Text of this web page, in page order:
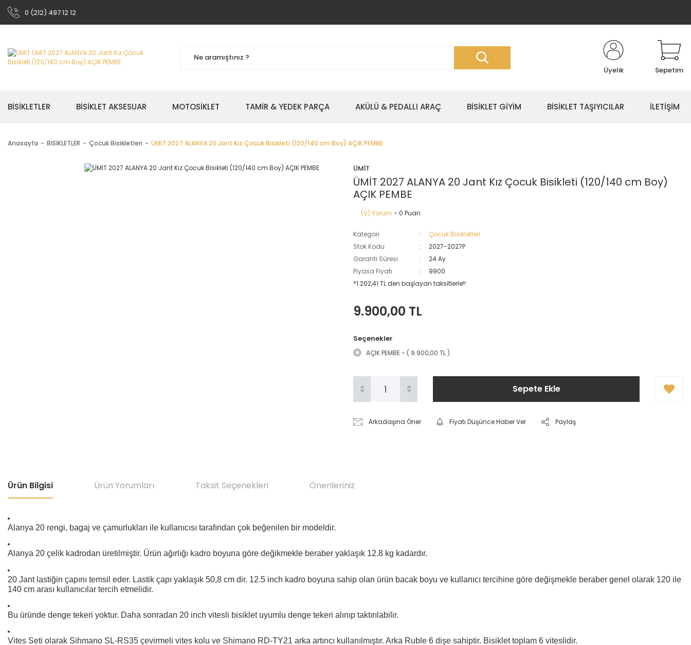
0 (212) 497 12 12
Üyelik Sepetim
BİSİKLETLER BİSİKLET AKSESUAR MOTOSİKLET TAMİR & YEDEK PARÇA AKÜLÜ & PEDALLI ARAÇ BİSİKLET GİYİM BİSİKLET TAŞIYICILAR İLETİŞİM
Anasayfa BİSİKLETLER Çocuk Bisikletleri ÜMİT 2027 ALANYA 20 Jant Kız Çocuk Bisikleti (120/140 cm Boy) AÇIK PEMBE
ÜMİT
ÜMİT 2027 ALANYA 20 Jant Kız Çocuk Bisikleti (120/140 cm Boy)
AÇIK PEMBE
(0) Yorum - 0 Puan
Kategori
Çocuk Bisikletleri
Stok Kodu
2027-2027P
Garanti Süresi
24 Ay
Piyasa Fiyatı
9900
*1.202,41 TL den başlayan taksitlerle!!
9.900,00 TL
Seçenekler
AÇIK PEMBE - ( 9.900,00 TL )
Sepete Ekle
Arkadaşına Öner Fiyatı Düşünce Haber Ver Paylaş
Ürün Bilgisi Ürün Yorumları Taksit Seçenekleri Önerileriniz
Alanya 20 rengi, bagaj ve çamurlukları ile kullanıcısı tarafından çok beğenilen bir modeldir.
Alanya 20 çelik kadrodan üretilmiştir. Ürün ağırlığı kadro boyuna göre değikmekle beraber yaklaşık 12.8 kg kadardır.
20 Jant lastiğin çapını temsil eder. Lastik çapı yaklaşık 50,8 cm dir. 12.5 inch kadro boyuna sahip olan ürün bacak boyu ve kullanıcı tercihine göre değişmekle beraber genel olarak 120 ile
140 cm arası kullanıcılar tercih etmelidir.
Bu üründe denge tekeri yoktur. Daha sonradan 20 inch vitesli bisiklet uyumlu denge tekeri alınıp taktırılabilir.
Vites Seti olarak Sihmano SL-RS35 çevirmeli vites kolu ve Shimano RD-TY21 arka artırıcı kullanılmıştır. Arka Ruble 6 dişe sahiptir. Bisiklet toplam 6 viteslidir.